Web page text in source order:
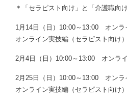
＊「セラピスト向け」と「介護職向
1月14日（日）10:00～13:00 オン
オンライン実技編（セラピスト向け）
2月4日（日）10:00～13:00 オンラ
2月25日（日）10:00～13:00 オン
オンライン実技編（セラピスト向け）